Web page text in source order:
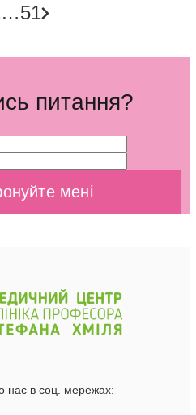
…51
питання?
нас в соц. мережах: